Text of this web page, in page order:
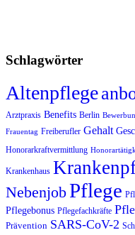
Schlagwörter
Altenpflege
Arztpraxis Benefits Berlin
Frauentag Freiberufler Gehalt
Honorarkraftvermittlung
Krankenhaus
NebenjobPflege
Pflegebonus Pflegefachkräfte
Prävention SARS-CoV-2